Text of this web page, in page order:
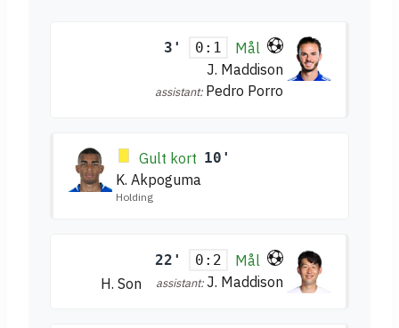
3' 0:1
Mål
J. Maddison
assistant: Pedro Porro
Gult kort 10'
K. Akpoguma
Holding
22' 0:2
Mål
H. Son
assistant: J. Maddison